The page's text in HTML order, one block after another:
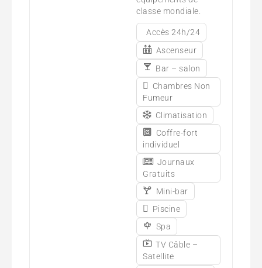
classe mondiale.
Accès 24h/24
Ascenseur
Bar – salon
Chambres Non
Fumeur
Climatisation
Coffre-fort
individuel
Journaux
Gratuits
Mini-bar
Piscine
Spa
TV Câble –
Satellite